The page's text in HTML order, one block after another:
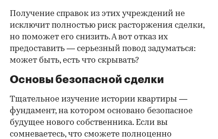
Получение справок из этих учреждений не
исключит полностью риск расторжения сделки,
но поможет его снизить. А вот отказ их
предоставить — серьезный повод задуматься:
может быть, есть что скрывать?
Основы безопасной сделки
Тщательное изучение истории квартиры —
фундамент, на котором основано безопасное
будущее нового собственника. Если вы
сомневаетесь, что сможете полноценно